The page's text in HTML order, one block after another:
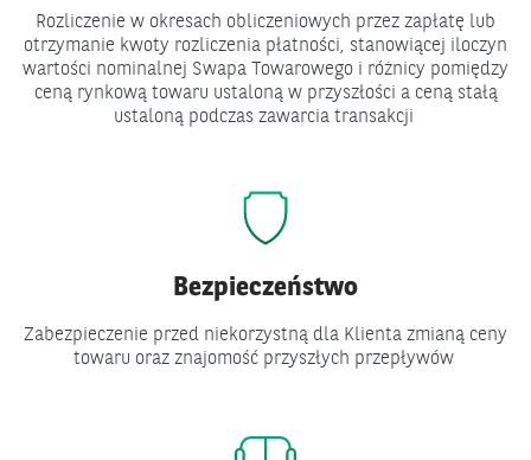
Rozliczenie w okresach obliczeniowych przez zapłatę lub
otrzymanie kwoty rozliczenia płatności, stanowiącej iloczyn
wartości nominalnej Swapa Towarowego i różnicy pomiędzy
ceną rynkową towaru ustaloną w przyszłości a ceną stałą
ustaloną podczas zawarcia transakcji
Bezpieczeństwo
Zabezpieczenie przed niekorzystną dla Klienta zmianą ceny
towaru oraz znajomość przyszłych przepływów